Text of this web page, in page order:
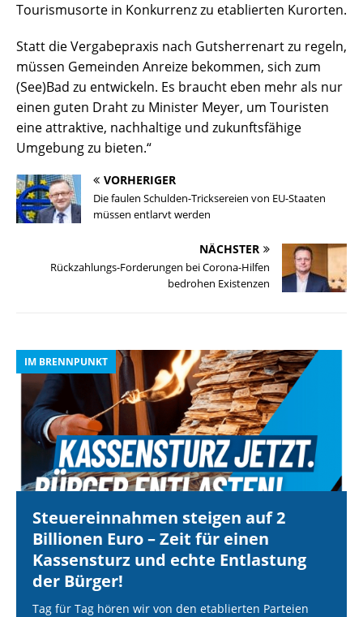
Tourismusorte in Konkurrenz zu etablierten Kurorten.
Statt die Vergabepraxis nach Gutsherrenart zu regeln,
müssen Gemeinden Anreize bekommen, sich zum
(See)Bad zu entwickeln. Es braucht eben mehr als nur
einen guten Draht zu Minister Meyer, um Touristen
eine attraktive, nachhaltige und zukunftsfähige
Umgebung zu bieten.“
VORHERIGER
Die faulen Schulden-Tricksereien von EU-Staaten
müssen entlarvt werden
NÄCHSTER
Rückzahlungs-Forderungen bei Corona-Hilfen
bedrohen Existenzen
IM BRENNPUNKT
Steuereinnahmen steigen auf 2
Billionen Euro – Zeit für einen
Kassensturz und echte Entlastung
der Bürger!
Tag für Tag hören wir von den etablierten Parteien